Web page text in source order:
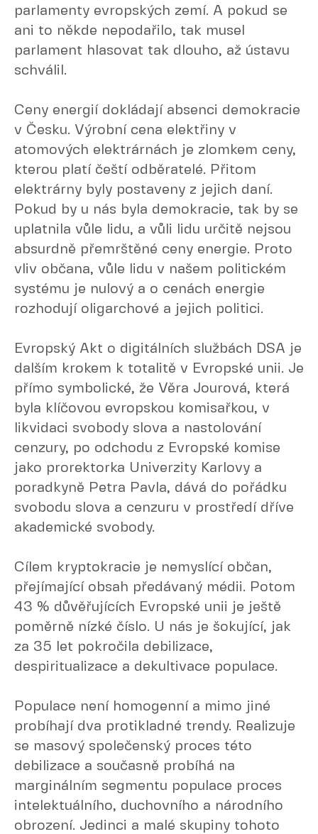
parlamenty evropských zemí. A pokud se
ani to někde nepodařilo, tak musel
parlament hlasovat tak dlouho, až ústavu
schválil.
Ceny energií dokládají absenci demokracie
v Česku. Výrobní cena elektřiny v
atomových elektrárnách je zlomkem ceny,
kterou platí čeští odběratelé. Přitom
elektrárny byly postaveny z jejich daní.
Pokud by u nás byla demokracie, tak by se
uplatnila vůle lidu, a vůli lidu určitě nejsou
absurdně přemrštěné ceny energie. Proto
vliv občana, vůle lidu v našem politickém
systému je nulový a o cenách energie
rozhodují oligarchové a jejich politici.
Evropský Akt o digitálních službách DSA je
dalším krokem k totalitě v Evropské unii. Je
přímo symbolické, že Věra Jourová, která
byla klíčovou evropskou komisařkou, v
likvidaci svobody slova a nastolování
cenzury, po odchodu z Evropské komise
jako prorektorka Univerzity Karlovy a
poradkyně Petra Pavla, dává do pořádku
svobodu slova a cenzuru v prostředí dříve
akademické svobody.
Cílem kryptokracie je nemyslící občan,
přejímající obsah předávaný médii. Potom
43 % důvěřujících Evropské unii je ještě
poměrně nízké číslo. U nás je šokující, jak
za 35 let pokročila debilizace,
despiritualizace a dekultivace populace.
Populace není homogenní a mimo jiné
probíhají dva protikladné trendy. Realizuje
se masový společenský proces této
debilizace a současně probíhá na
marginálním segmentu populace proces
intelektuálního, duchovního a národního
obrození. Jedinci a malé skupiny tohoto